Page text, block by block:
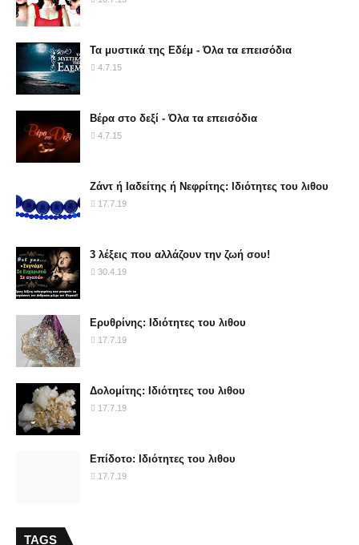
Τα μυστικά της Εδέμ - Όλα τα επεισόδια
4.7.15
Βέρα στο δεξί - Όλα τα επεισόδια
4.7.15
Ζάντ ή Ιαδείτης ή Νεφρίτης: Ιδιότητες του λιθου
17.7.19
3 λέξεις που αλλάζουν την ζωή σου!
30.4.19
Ερυθρίνης: Ιδιότητες του λιθου
17.7.19
Δολομίτης: Ιδιότητες του λιθου
17.7.19
Επίδοτο: Ιδιότητες του λιθου
17.7.19
TAGS